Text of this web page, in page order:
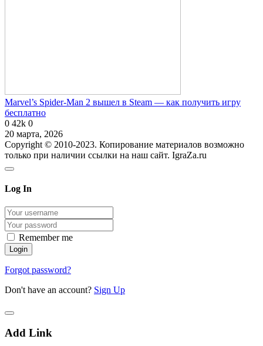
Marvel’s Spider-Man 2 вышел в Steam — как получить игру
бесплатно
0 42k 0
20 марта, 2026
Copyright © 2010-2023. Копирование материалов возможно
только при наличии ссылки на наш сайт. IgraZa.ru
Log In
Remember me
Forgot password?
Don't have an account? Sign Up
Add Link